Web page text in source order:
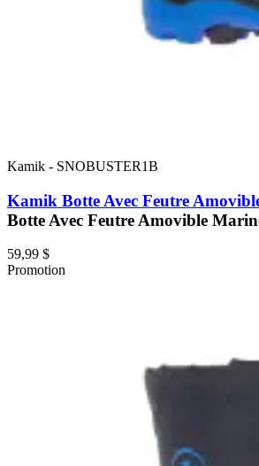
Kamik - SNOBUSTER1B
Kamik Botte Avec Feutre
Botte Avec Feutre Amovible
59,99 $
Promotion